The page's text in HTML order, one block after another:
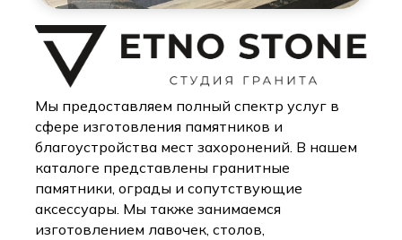
Мы предоставляем полный спектр услуг в
сфере изготовления памятников и
благоустройства мест захоронений. В нашем
каталоге представлены гранитные
памятники, ограды и сопутствующие
аксессуары. Мы также занимаемся
изготовлением лавочек, столов,